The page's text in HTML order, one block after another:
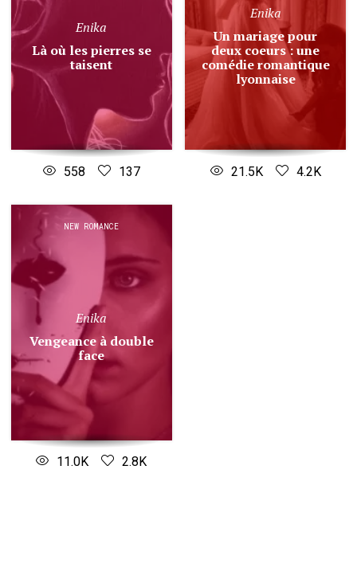
Enika
Là où les pierres se
taisent
558 137
Enika
Un mariage pour
deux coeurs : une
comédie romantique
lyonnaise
21.5K 4.2K
NEW ROMANCE
Enika
vengeance à double
face
11.0K 2.8K